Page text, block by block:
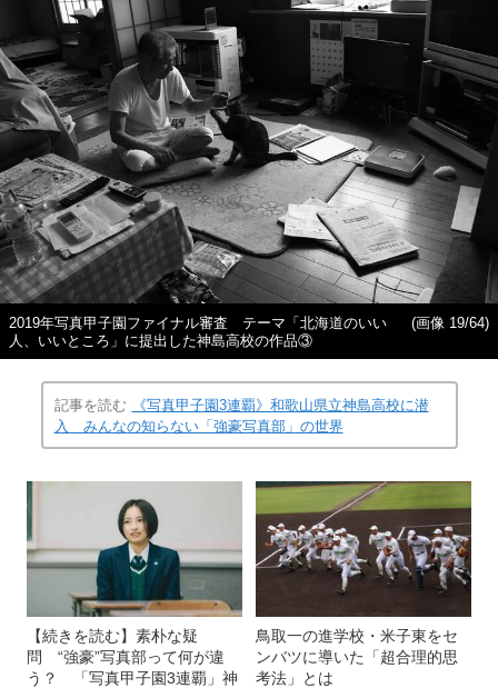
2019年写真甲子園ファイナル審査 テーマ「北海道のいい
人、いいところ」に提出した神島高校の作品③
(画像 19/64)
記事を読む
《写真甲子園3連覇》和歌山県立神島高校に潜
入 みんなの知らない「強豪写真部」の世界
【続きを読む】素朴な疑
問 “強豪”写真部って何が違
う？ 「写真甲子園3連覇」神
鳥取一の進学校・米子東をセ
ンバツに導いた「超合理的思
考法」とは